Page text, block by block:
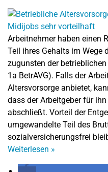
Arbeitnehmer haben einen
Teil ihres Gehalts im Wege
zugunsten der
1a BetrAVG). Falls der
Altersvorsorge anbietet,
dass der Arbeitgeber für ihn
abschließt. Vorteil der
umgewandelte Teil des
sozialversicherungsfrei
Weiterlesen »